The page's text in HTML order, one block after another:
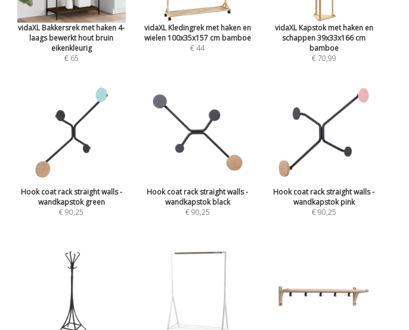
vidaXL Bakkersrek met haken 4-
laags bewerkt hout bruin
eikenkleurig
€ 65
vidaXL Kledingrek met haken en
wielen 100x35x157 cm bamboe
€ 44
vidaXL Kapstok met haken en
schappen 39x33x166 cm
bamboe
€ 70,99
Hook coat rack straight walls -
wandkapstok green
€ 90,25
Hook coat rack straight walls -
wandkapstok black
€ 90,25
Hook coat rack straight walls -
wandkapstok pink
€ 90,25